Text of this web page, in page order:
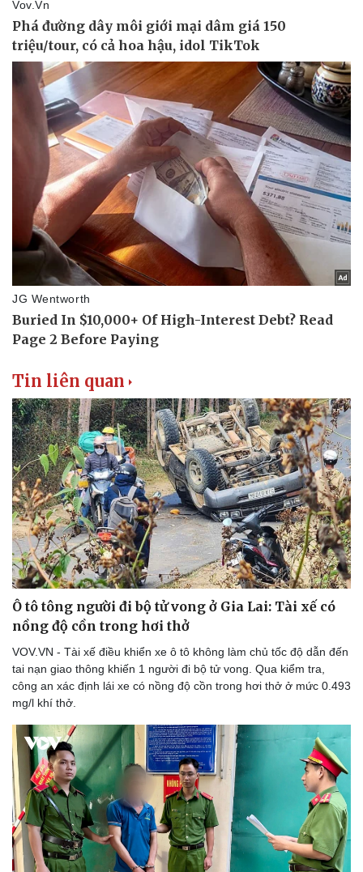
Tin liên quan
Ô tô tông người đi bộ tử vong ở Gia Lai: Tài xế có
nồng độ cồn trong hơi thở
VOV.VN - Tài xế điều khiển xe ô tô không làm chủ tốc độ dẫn đến
tai nạn giao thông khiến 1 người đi bộ tử vong. Qua kiểm tra,
công an xác định lái xe có nồng độ cồn trong hơi thở ở mức 0.493
mg/l khí thở.